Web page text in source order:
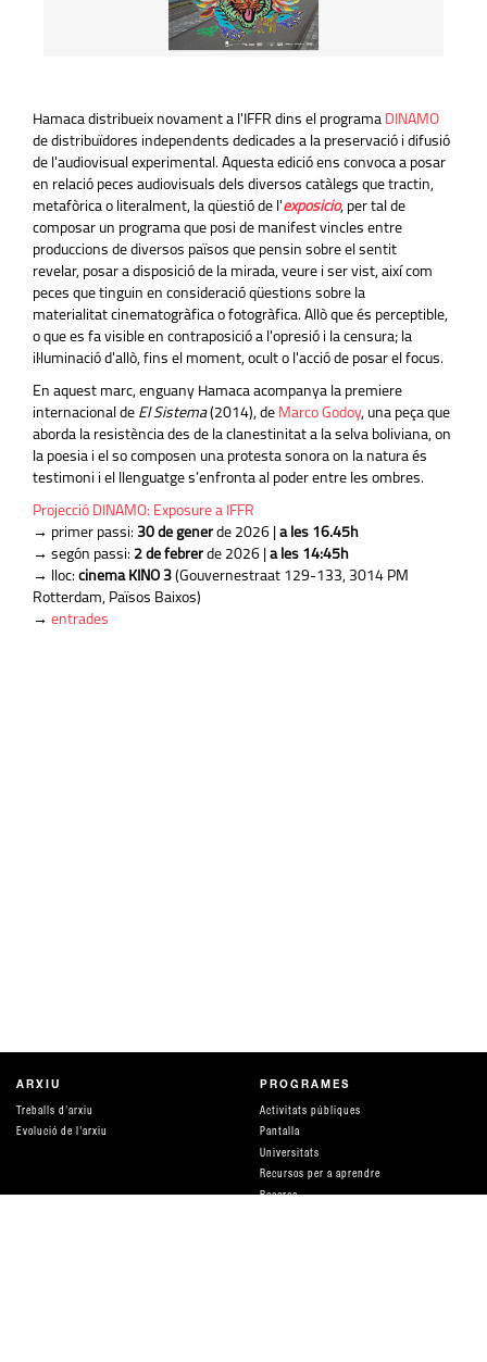
Hamaca distribueix novament a l'IFFR dins el programa DINAMO
de distribuïdores independents dedicades a la preservació i difusió
de l'audiovisual experimental. Aquesta edició ens convoca a posar
en relació peces audiovisuals dels diversos catàlegs que tractin,
metafòrica o literalment, la qüestió de l'exposició, per tal de
composar un programa que posi de manifest vincles entre
produccions de diversos països que pensin sobre el sentit
revelar, posar a disposició de la mirada, veure i ser vist, així com
peces que tinguin en consideració qüestions sobre la
materialitat cinematogràfica o fotogràfica. Allò que és perceptible,
o que es fa visible en contraposició a l'opresió i la censura; la
il·luminació d'allò, fins el moment, ocult o l'acció de posar el focus.
En aquest marc, enguany Hamaca acompanya la premiere
internacional de El Sistema(2014), de Marco Godoy, una peça que
aborda la resistència des de la clanestinitat a la selva boliviana, on
la poesia i el so composen una protesta sonora on la natura és
testimoni i el llenguatge s’enfronta al poder entre les ombres.
Projecció DINAMO: Exposure a IFFR
→ primer passi: 30 de generde 2026 | a les 16.45h
→ segón passi: 2 de febrerde 2026 | a les 14:45h
→ lloc: cinema KINO 3 (Gouvernestraat 129-133, 3014 PM
Rotterdam, Països Baixos)
→ entrades
ARXIU
Treballs d'arxiu
Evolució de l'arxiu
PROGRAMES
Activitats públiques
Pantalla
Universitats
Recursos per a aprendre
Recerca